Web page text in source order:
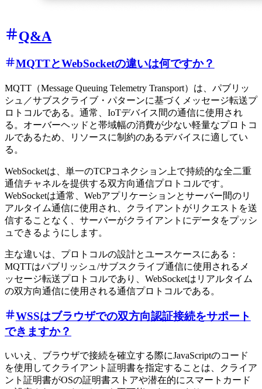
Q&A
MQTTとWebSocketの違いは何ですか？
MQTT（Message Queuing Telemetry Transport）は、パブリッ
シュ／サブスクライブ・パターンに基づくメッセージ転送プ
ロトコルである。通常、IoTデバイス間の通信に使用され
る。オーバーヘッドと帯域幅の消費が少ない軽量なプロトコ
ルであるため、リソースに制約のあるデバイスに適してい
る。
WebSocketは、単一のTCPコネクション上で持続的な全二重
通信チャネルを提供する双方向通信プロトコルです。
WebSocketは通常、Webアプリケーションとサーバー間のリ
アルタイム通信に使用され、クライアントがリクエストを送
信することなく、サーバーがクライアントにデータをプッシ
ュできるようにします。
主な違いは、プロトコルの設計とユースケースにある：
MQTTはパブリッシュ/サブスクライブ通信に使用されるメ
ッセージ転送プロトコルであり、WebSocketはリアルタイム
の双方向通信に使用される通信プロトコルである。
WSSはブラウザでの双方向認証接続をサポート
できますか？
いいえ、ブラウザで接続を確立する際にJavaScriptのコード
を使用してクライアント証明書を指定することは、クライア
ント証明書がOSの証明書ストアや潜在的にスマートカード